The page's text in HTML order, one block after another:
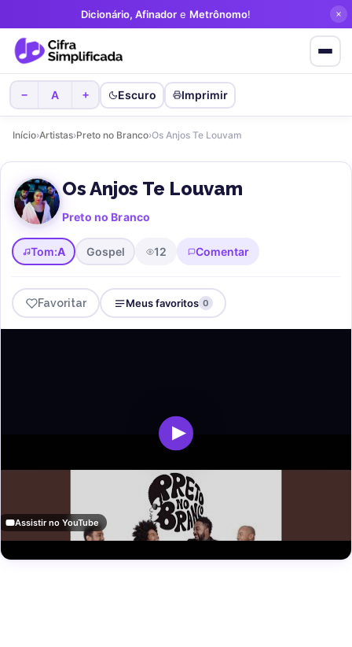
Dicionário, Afinador e Metrônomo!
− A + Escuro Imprimir
Início›Artistas›Preto no Branco›Os Anjos Te Louvam
Os Anjos Te Louvam
Preto no Branco
Tom:A Gospel 12 Comentar
Favoritar Meus favoritos 0
Assistir no YouTube